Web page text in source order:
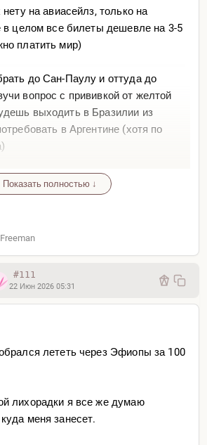
на авиасейлз, только на
в целом все билеты дешевле на 3-5
платить мир)
до Сан-Паулу и оттуда до
вопрос с прививкой от желтой
выходить в Бразилии из
в Аргентине (хотя по
Показать полностью ↓
#111
22 Июн 2026 05:31
лететь через Эфиопы за 100
лихорадки я все же думаю
меня занесет.